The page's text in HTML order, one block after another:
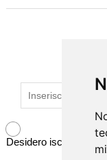
Desidero iscrivermi